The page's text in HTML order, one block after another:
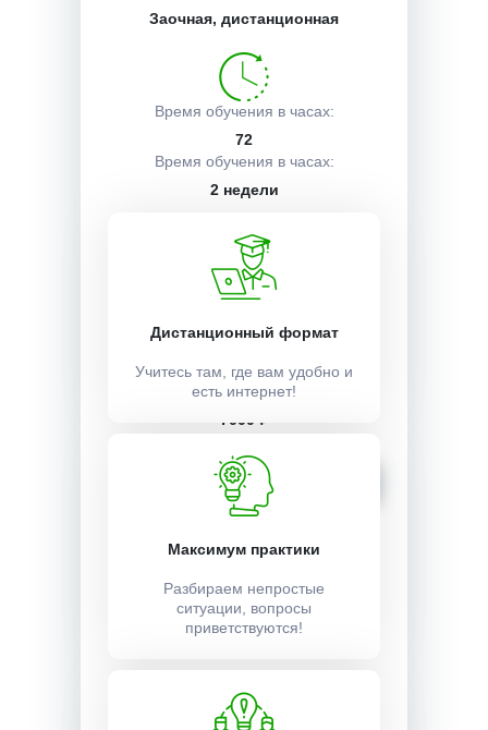
Заочная, дистанционная
Время обучения в часах:
72
Время обучения в часах:
2 недели
Учебный план:
Получить
Стоимость:
7000 ₽
Записаться
Получаемые документы
Условия поступления
Дистанционный формат
Учитесь там, где вам удобно и
есть интернет!
Максимум практики
Разбираем непростые
ситуации, вопросы
приветствуются!